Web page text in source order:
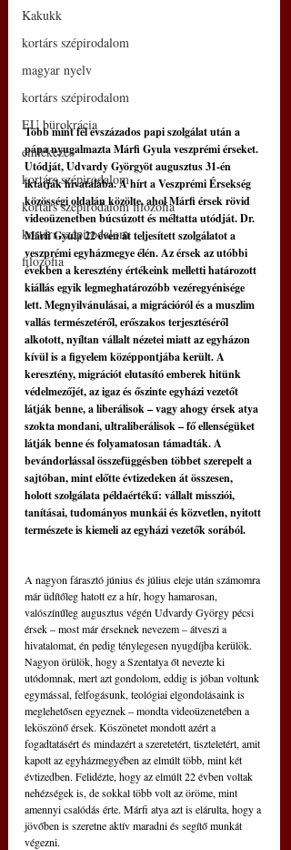
Kakukk
kortárs szépirodalom
magyar nyelv
kortárs szépirodalom
EU bürokrácia
emlékezés
kortárs szépirodalom
kortárs szépirodalom filozófia
kortárs szépirodalom
filozófia
Több mint fél évszázados papi szolgálat után a
pápa nyugalmazta Márfi Gyula veszprémi érseket.
Utódját, Udvardy Györgyöt augusztus 31-én
iktatják hivatalába. A hírt a Veszprémi Érsekség
közösségi oldalán közölte, ahol Márfi érsek rövid
videoüzenetben búcsúzott és méltatta utódját. Dr.
Márfi Gyula 22 éven át teljesített szolgálatot a
veszprémi egyházmegye élén. Az érsek az utóbbi
években a keresztény értékeink melletti határozott
kiállás egyik legmeghatározóbb vezéregyénisége
lett. Megnyilvánulásai, a migrációról és a muszlim
vallás természetéről, erőszakos terjesztéséről
alkotott, nyíltan vállalt nézetei miatt az egyházon
kívül is a figyelem középpontjába került. A
keresztény, migrációt elutasító emberek hitünk
védelmezőjét, az igaz és őszinte egyházi vezetőt
látják benne, a liberálisok – vagy ahogy érsek atya
szokta mondani, ultraliberálisok – fő ellenségüket
látják benne és folyamatosan támadták. A
bevándorlással összefüggésben többet szerepelt a
sajtóban, mint előtte évtizedeken át összesen,
holott szolgálata példaértékű: vállalt missziói,
tanításai, tudományos munkái és közvetlen, nyitott
természete is kiemeli az egyházi vezetők sorából.
A nagyon fárasztó június és július eleje után számomra
már üdítőleg hatott ez a hír, hogy hamarosan,
valószínűleg augusztus végén Udvardy György pécsi
érsek – most már érseknek nevezem – átveszi a
hivatalomat, én pedig ténylegesen nyugdíjba kerülök.
Nagyon örülök, hogy a Szentatya őt nevezte ki
utódomnak, mert azt gondolom, eddig is jóban voltunk
egymással, felfogásunk, teológiai elgondolásaink is
meglehetősen egyeznek – mondta videoüzenetében a
leköszönő érsek. Köszönetet mondott azért a
fogadtatásért és mindazért a szeretetért, tiszteletért, amit
kapott az egyházmegyében az elmúlt több, mint két
évtizedben. Felidézte, hogy az elmúlt 22 évben voltak
nehézségek is, de sokkal több volt az öröme, mint
amennyi csalódás érte. Márfi atya azt is elárulta, hogy a
jövőben is szeretne aktív maradni és segítő munkát
végezni.